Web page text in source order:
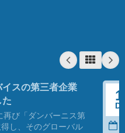
スの第三者企業
再び「ダンバーニス第
し、そのグローバル